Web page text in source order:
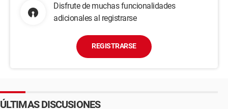
Disfrute de muchas funcionalidades
adicionales al registrarse
REGISTRARSE
ÚLTIMAS DISCUSIONES